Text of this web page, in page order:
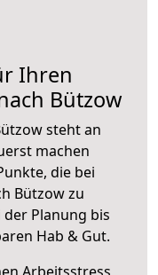
Ihren
Bützow
steht an
machen
die bei
Bützow zu
Planung bis
Hab & Gut.